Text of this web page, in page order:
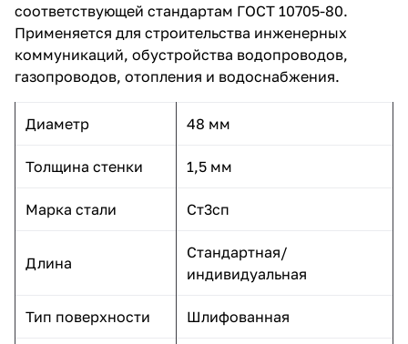
соответствующей стандартам ГОСТ 10705-80.
Применяется для строительства инженерных
коммуникаций, обустройства водопроводов,
газопроводов, отопления и водоснабжения.
Диаметр 48 мм
Толщина стенки 1,5 мм
Марка стали Ст3сп
Длина
Стандартная/
индивидуальная
Тип поверхности Шлифованная